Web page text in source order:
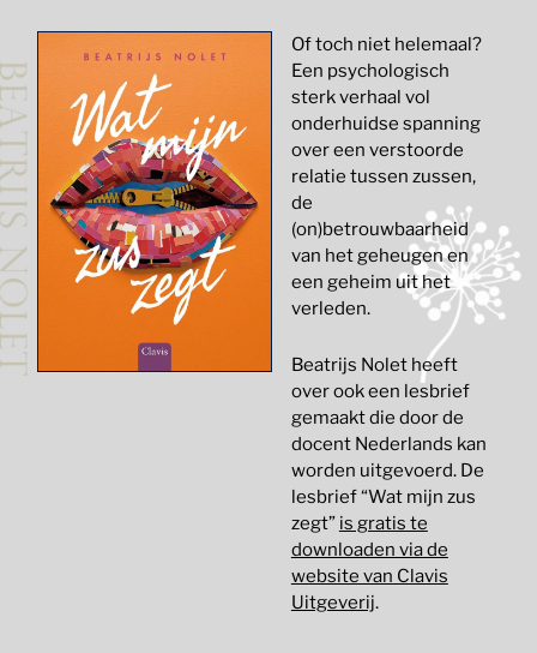
Of toch niet helemaal?
Een psychologisch
sterk verhaal vol
onderhuidse spanning
over een verstoorde
relatie tussen zussen,
de
(on)betrouwbaarheid
van het geheugen en
een geheim uit het
verleden.
Beatrijs Nolet heeft
over ook een lesbrief
gemaakt die door de
docent Nederlands kan
worden uitgevoerd. De
lesbrief “Wat mijn zus
zegt” is gratis te
downloaden via de
website van Clavis
Uitgeverij.